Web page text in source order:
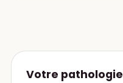
Votre pathologie